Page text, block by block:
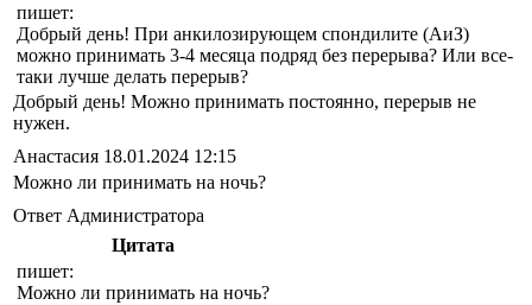
пишет:
Добрый день! При анкилозирующем спондилите (АиЗ)
можно принимать 3-4 месяца подряд без перерыва? Или все-
таки лучше делать перерыв?
Добрый день! Можно принимать постоянно, перерыв не
нужен.
Анастасия 18.01.2024 12:15
Можно ли принимать на ночь?
Ответ Администратора
Цитата
пишет:
Можно ли принимать на ночь?